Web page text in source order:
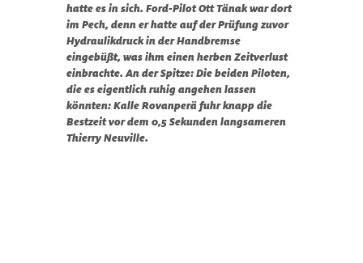
hatte es in sich. Ford-Pilot Ott Tänak war dort
im Pech, denn er hatte auf der Prüfung zuvor
Hydraulikdruck in der Handbremse
eingebüßt, was ihm einen herben Zeitverlust
einbrachte. An der Spitze: Die beiden Piloten,
die es eigentlich ruhig angehen lassen
könnten: Kalle Rovanperä fuhr knapp die
Bestzeit vor dem 0,5 Sekunden langsameren
Thierry Neuville.